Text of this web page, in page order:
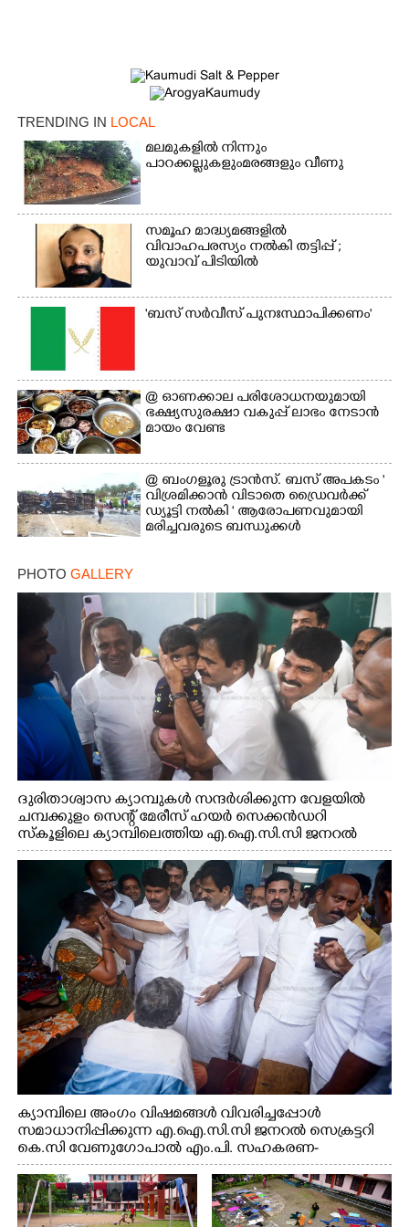
TRENDING IN LOCAL
മലമുകളിൽ നിന്നും
പാറക്കല്ലുകളുംമരങ്ങളും വീണു
സമൂഹ മാദ്ധ്യമങ്ങളിൽ
വിവാഹപരസ്യം നൽകി തട്ടിപ്പ് ;
യുവാവ് പിടിയിൽ
'ബസ് സർവീസ് പുനഃസ്ഥാപിക്കണം'
@​​​​​​​ ഓണക്കാല പരിശോധനയുമായി
ഭക്ഷ്യസുരക്ഷാ വകുപ്പ് ലാഭം നേടാൻ
മായം വേണ്ട
@ ബംഗളൂരു ട്രാൻസ്. ബസ് അപകടം '
വി​ശ്ര​മിക്കാൻ വിടാതെ ഡ്രൈ​വ​ർ​ക്ക്
ഡ്യൂട്ടി നൽകി ' ആരോപണവുമായി
മരിച്ചവരുടെ ബന്ധുക്കൾ
PHOTO GALLERY
ദുരിതാശ്വാസ ക്യാമ്പുകൾ സന്ദർശിക്കുന്ന വേളയിൽ
ചമ്പക്കുളം സെന്റ് മേരീസ് ഹയർ സെക്കൻഡറി
സ്കൂളിലെ ക്യാമ്പിലെത്തിയ എ.ഐ.സി.സി ജനറൽ
സെക്രട്ടറി കെ.സി വേണുഗോപാൽ എം.പി കുരുന്നിനെ
എടുത്ത് ലാളിച്ചപ്പോൾ. സഹകരണ-എക്സൈസ്
വകുപ്പ് മന്ത്രി എം. ലിജു, കൃഷിവകുപ്പ് മന്ത്രി ടി. സിദ്ദിഖ്,
റെജി ചെറിയാൻ എം. എൽ. എ എന്നിവർ സമീപം
ക്യാമ്പിലെ അംഗം വിഷമങ്ങൾ വിവരിച്ചപ്പോൾ
സമാധാനിപ്പിക്കുന്ന എ.ഐ.സി.സി ജനറൽ സെക്രട്ടറി
കെ.സി വേണുഗോപാൽ എം.പി. സഹകരണ-
എക്സൈസ് വകുപ്പ് മന്ത്രി എം. ലിജു, എന്നിവർ
Copy Link